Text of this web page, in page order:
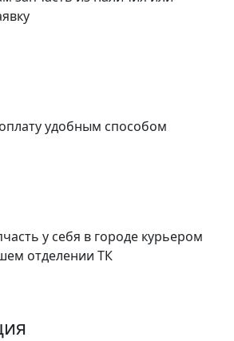
удобным способом
у себя в городе курьером
отделении ТК